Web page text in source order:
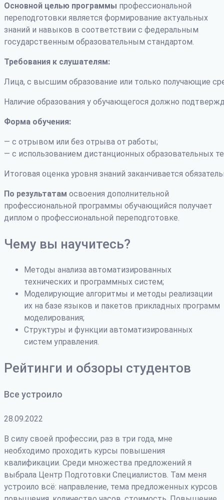
Основной целью программы профессиональной
переподготовки является формирование актуальных
знаний и навыков в соответствии с федеральным
государственным образовательным стандартом.
Требования к слушателям:
Лица, с высшим образование или только получающие
Наличие образования у обучающегося должно
Форма обучения:
— с отрывом или без отрыва от работы;
— с использованием дистанционных образовательных
Итоговая оценка уровня знаний заканчивается
По результатам освоения дополнительной
профессиональной программы обучающийся получает
диплом о профессиональной переподготовке.
Чему вы научитесь?
Методы анализа автоматизированных
технических и программных систем;
Моделирующие алгоритмы и методы реализации
их на базе языков и пакетов прикладных программ
моделирования;
Структуры и функции автоматизированных
систем управления.
Рейтинги и обзоры студентов
Все устроило
28.09.2022
В силу своей профессии, раз в три года, мне
необходимо проходить курсы повышения
квалификации. Среди множества предложений я
выбрала Центр Подготовки Специалистов. Там меня
устроило всё: направление, тема предложенных курсов